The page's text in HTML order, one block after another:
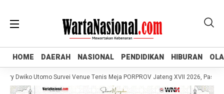
HOME DAERAH NASIONAL PENDIDIKAN HIBURAN
HOME DAERAH NASIONAL PENDIDIKAN HIBURAN
Utomo Survei Venue Tenis Meja PORPROV Jateng XVII 2026, Pastikan